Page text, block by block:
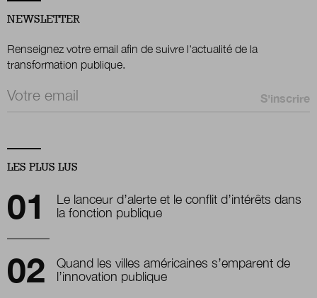
NEWSLETTER
Renseignez votre email afin de suivre l'actualité de la
transformation publique.
Email *
LES PLUS LUS
Le lanceur d’alerte et le conflit d’intérêts dans
la fonction publique
Quand les villes américaines s’emparent de
l’innovation publique